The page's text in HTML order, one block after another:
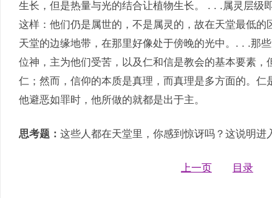
生长，但是热量与光的结合让植物生长。 . . .属灵层级
这样：他们仍是属世的，不是属灵的，故在天堂最低
天堂的边缘地带，在那里好像处于傍晚的光中。. . .那
位神，主为他们受苦，以及仁和信是教会的基本要素
仁；然而，信仰的本质是真理，而真理是多方面的。
他避恶如罪时，他所做的就都是出于主。
思考题： 这些人都在天堂里，你感到惊讶吗？这说明进
上一页 目录